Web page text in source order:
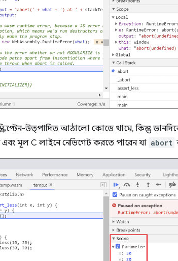
উত্পাদিত আঠালো কোডে থামে, কিন্তু ডানদিকে
মূল C লাইনে নেভিগেট করতে পারেন যা abort